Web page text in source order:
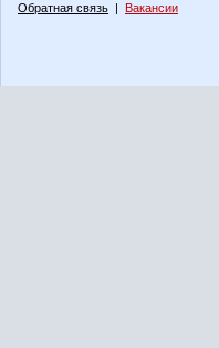
Обратная связь | Вакансии